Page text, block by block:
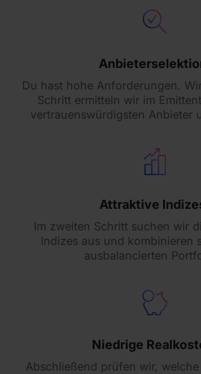
Du hast hohe Anforderungen.
Schritt ermitteln wir im
vertrauenswürdigsten Anbieter
Attraktive
Im zweiten Schritt suchen wir
Indizes aus und kombinieren
ausbalancierten
Niedrige
Abschließend prüfen wir,